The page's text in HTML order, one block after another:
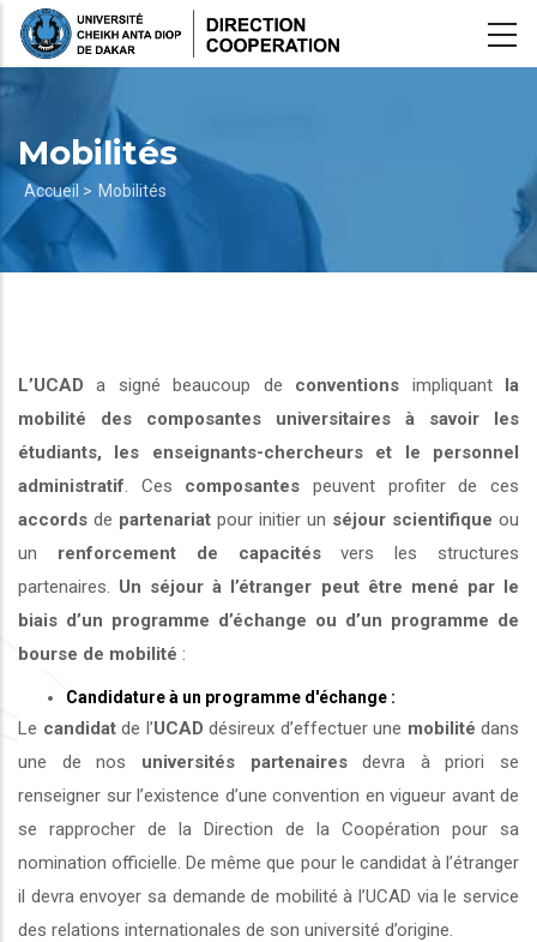
Aller
Mobilités
Fil
d'Ariane
Accueil > Mobilités
L’UCAD a signé beaucoup de conventions impliquant la
mobilité des composantes universitaires à savoir les
étudiants, les enseignants-chercheurs et le personnel
administratif . Ces composantes peuvent profiter de ces
accords de partenariat pour initier un séjour scientifique ou
un renforcement de capacitésvers les structures
partenaires. Un séjour à l’étranger peut être mené par le
biais d’un programme d’échange ou d’un programme de
bourse de mobilité :
Candidature à un programme d'échange :
Le candidatde l’UCAD désireux d’effectuer une mobilité dans
une de nos universités partenairesdevra à priori se
renseigner sur l’existence d’une convention en vigueur avant de
se rapprocher de la Direction de la Coopération pour sa
nomination officielle. De même que pour le candidat à l’étranger
il devra envoyer sa demande de mobilité à l’UCAD via le service
des relations internationales de son université d’origine.